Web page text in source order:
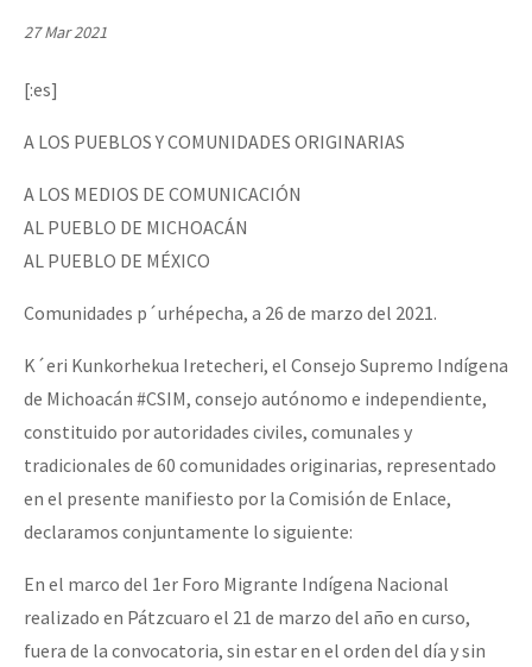
La Sexta
AutonomÍa y Resistencia
Megaproyectos
Niñxs
ETIQUETAS
MULTIMEDIA
Audio
Otras secciones
Dia 2 do Encontro “Guerra contra a Humanidad”
Dia 1: Encontro “Guerra contra a Humanidade”
“Sonhando a Terra do Bem Virá” se publica no Estado Espanhol
Se o México sabe, que o mundo saiba! Nossas lutas pela
[25 abr – CDMX] Tokín por el CNI: 30 años de Resistencia y
27 Mar 2021
[:es]
A LOS PUEBLOS Y COMUNIDADES ORIGINARIAS
A LOS MEDIOS DE COMUNICACIÓN
AL PUEBLO DE MICHOACÁN
AL PUEBLO DE MÉXICO
Comunidades p´urhépecha, a 26 de marzo del 2021.
K´eri Kunkorhekua Iretecheri, el Consejo Supremo Indígena
de Michoacán #CSIM, consejo autónomo e independiente,
constituido por autoridades civiles, comunales y
tradicionales de 60 comunidades originarias, representado
en el presente manifiesto por la Comisión de Enlace,
declaramos conjuntamente lo siguiente:
En el marco del 1er Foro Migrante Indígena Nacional
realizado en Pátzcuaro el 21 de marzo del año en curso,
fuera de la convocatoria, sin estar en el orden del día y sin